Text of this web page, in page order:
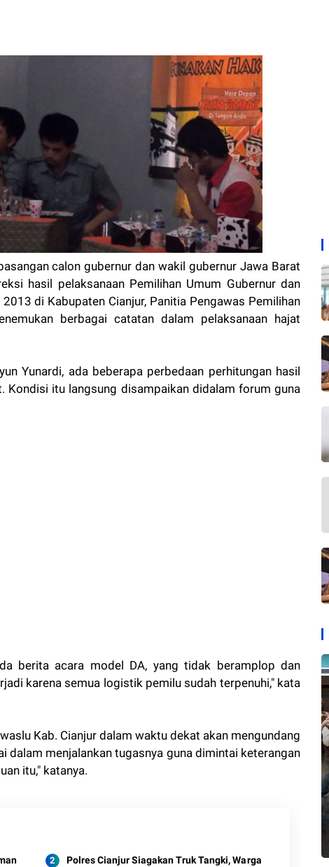
calon gubernur dan wakil gubernur Jawa Barat
hasil pelaksanaan Pemilihan Umum Gubernur dan
di Kabupaten Cianjur, Panitia Pengawas Pemilihan
berbagai catatan dalam pelaksanaan hajat
Yunardi, ada beberapa perbedaan perhitungan hasil
Kondisi itu langsung disampaikan didalam forum guna
berita acara model DA, yang tidak beramplop dan
karena semua logistik pemilu sudah terpenuhi," kata
Kab. Cianjur dalam waktu dekat akan mengundang
dalam menjalankan tugasnya guna dimintai keterangan
itu," katanya.
Polres Cianjur Siagakan Truk Tangki, Warga